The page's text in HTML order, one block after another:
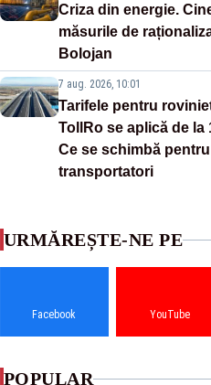
Criza din energie.
măsurile de
Bolojan
7 aug. 2026, 10:01
Tarifele pentru
TollRo se aplică de la
Ce se schimbă
transportatori
URMĂREȘTE-NE PE
Facebook YouTube
POPULAR